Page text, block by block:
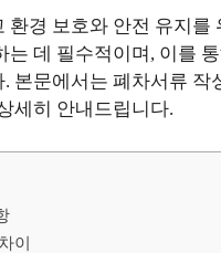
경 보호와 안전 유지를
데 필수적이며, 이를
본문에서는 폐차서류 작
세히 안내드립니다.
이